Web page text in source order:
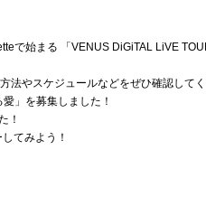
で始まる 「VENUS DiGiTAL LiVE
法やスケジュールなどをぜひ確認してく
」を募集しました！
！
てみよう！